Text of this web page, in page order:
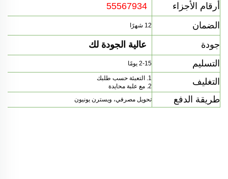
أرقام الأجزاء
55567934
الضمان
12 شهرًا
جودة
عالية الجودة لك
التسليم
2-15 يومًا
التغليف
1. التعبئة حسب طلبك
2. مع علبة محايدة
طريقة الدفع تحويل مصرفي، ويسترن يونيون